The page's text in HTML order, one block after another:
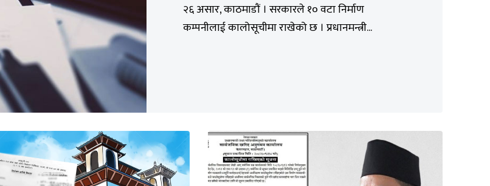
२६ असार, काठमाडौं । सरकारले १० वटा निर्माण
कम्पनीलाई कालोसूचीमा राखेको छ । प्रधानमन्त्री...